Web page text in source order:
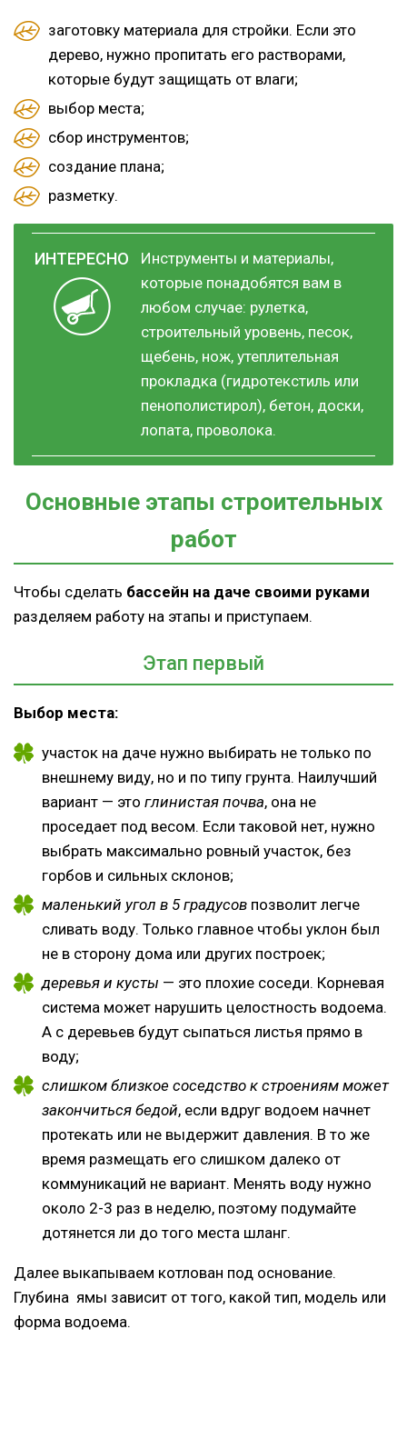
заготовку материала для стройки. Если это
дерево, нужно пропитать его растворами,
которые будут защищать от влаги;
выбор места;
сбор инструментов;
создание плана;
разметку.
Инструменты и материалы,
которые понадобятся вам в
любом случае: рулетка,
строительный уровень, песок,
щебень, нож, утеплительная
прокладка (гидротекстиль или
пенополистирол), бетон, доски,
лопата, проволока.
Основные этапы строительных
работ
Чтобы сделать бассейн на даче своими руками
разделяем работу на этапы и приступаем.
Этап первый
Выбор места:
участок на даче нужно выбирать не только по
внешнему виду, но и по типу грунта. Наилучший
вариант — это глинистая почва, она не
проседает под весом. Если таковой нет, нужно
выбрать максимально ровный участок, без
горбов и сильных склонов;
маленький угол в 5 градусов позволит легче
сливать воду. Только главное чтобы уклон был
не в сторону дома или других построек;
деревья и кусты — это плохие соседи. Корневая
система может нарушить целостность водоема.
А с деревьев будут сыпаться листья прямо в
воду;
слишком близкое соседство к строениям может
закончиться бедой, если вдруг водоем начнет
протекать или не выдержит давления. В то же
время размещать его слишком далеко от
коммуникаций не вариант. Менять воду нужно
около 2-3 раз в неделю, поэтому подумайте
дотянется ли до того места шланг.
Далее выкапываем котлован под основание.
Глубина ямы зависит от того, какой тип, модель или
форма водоема.